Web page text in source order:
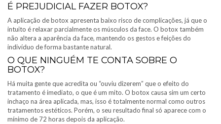
É PREJUDICIAL FAZER BOTOX?
A aplicação de botox apresenta baixo risco de complicações, já que o
intuito é relaxar parcialmente os músculos da face. O botox também
não altera a aparência da face, mantendo os gestos e feições do
indivíduo de forma bastante natural.
O QUE NINGUÉM TE CONTA SOBRE O
BOTOX?
Há muita gente que acredita ou “ouviu dizerem” que o efeito do
tratamento é imediato, o que é um mito. O botox causa sim um certo
inchaço na área aplicada, mas, isso é totalmente normal como outros
tratamentos estéticos. Porém, o seu resultado final só aparece com o
mínimo de 72 horas depois da aplicação.